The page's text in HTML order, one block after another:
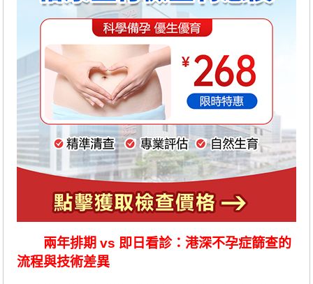
兩年排期 vs 即日看診：港深不孕症篩查的
流程與技術差異